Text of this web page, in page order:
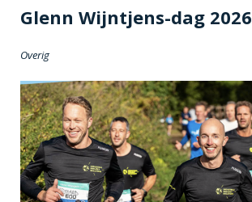
Glenn Wijntjens-dag 2026
Overig